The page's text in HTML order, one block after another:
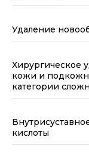
Удаление
Хирургическое
кожи и
категории
кислоты